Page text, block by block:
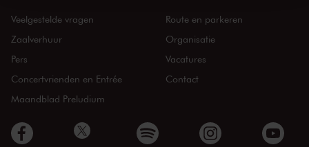
Veelgestelde vragen
Zaalverhuur
Pers
Concertvrienden en Entrée
Maandblad Preludium
Route en parkeren
Organisatie
Vacatures
Contact